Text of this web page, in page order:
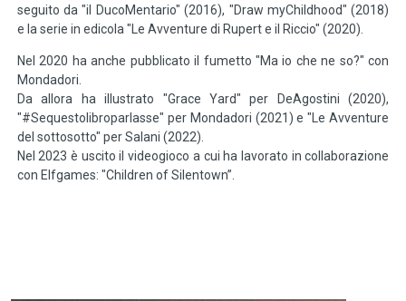
seguito da "il DucoMentario" (2016), "Draw myChildhood" (2018)
e la serie in edicola "Le Avventure di Rupert e il Riccio" (2020).
Nel 2020 ha anche pubblicato il fumetto "Ma io che ne so?" con
Mondadori.
Da allora ha illustrato "Grace Yard" per DeAgostini (2020),
"#Sequestolibroparlasse" per Mondadori (2021) e "Le Avventure
del sottosotto" per Salani (2022).
Nel 2023 è uscito il videogioco a cui ha lavorato in collaborazione
con Elfgames: "Children of Silentown”.